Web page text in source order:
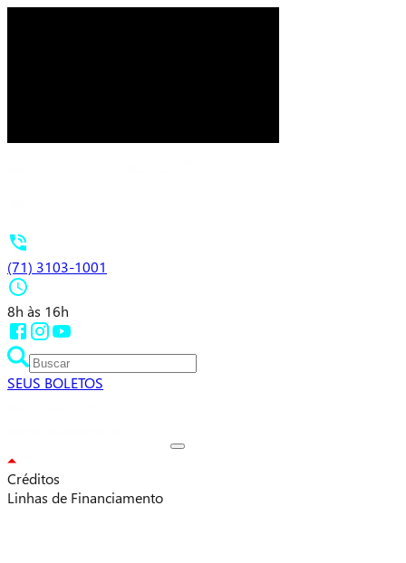
(71) 3103-1001
8h às 16h
SEUS BOLETOS
Créditos
Linhas de Financiamento